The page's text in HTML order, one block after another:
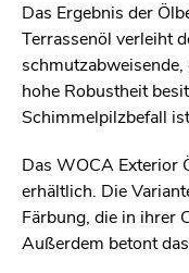
Das Ergebnis der
Terrassenöl verleiht
hohe Robustheit
Schimmelpilzbefall
Das WOCA Exterior
erhältlich. Die
Färbung, die in ihrer
Außerdem betont